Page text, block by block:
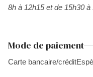
8h à 12h15 et de 15h30 à
Mode de paiement
Carte bancaire/crédit